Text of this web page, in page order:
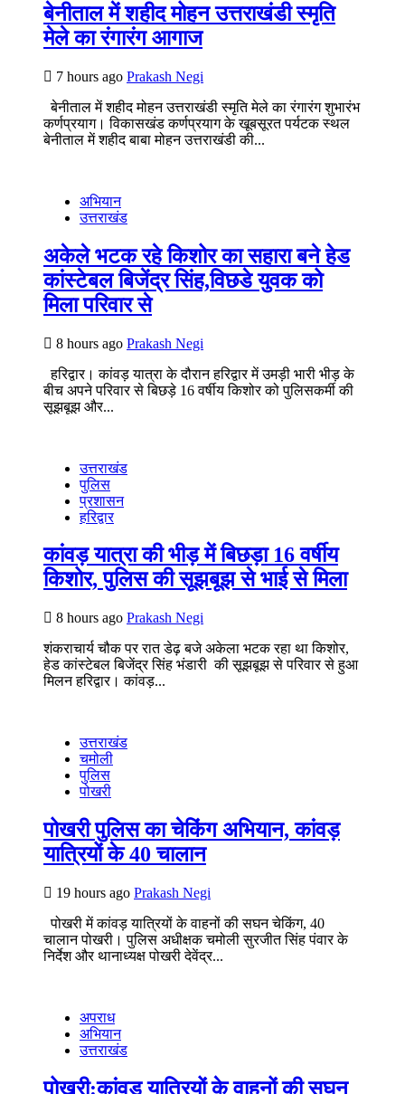
बेनीताल में शहीद मोहन उत्तराखंडी स्मृति
मेले का रंगारंग आगाज
7 hours ago Prakash Negi
बेनीताल में शहीद मोहन उत्तराखंडी स्मृति मेले का रंगारंग शुभारंभ
कर्णप्रयाग। विकासखंड कर्णप्रयाग के खूबसूरत पर्यटक स्थल
बेनीताल में शहीद बाबा मोहन उत्तराखंडी की...
अभियान
उत्तराखंड
अकेले भटक रहे किशोर का सहारा बने हेड
कांस्टेबल बिजेंद्र सिंह,विछडे युवक को
मिला परिवार से
8 hours ago Prakash Negi
हरिद्वार। कांवड़ यात्रा के दौरान हरिद्वार में उमड़ी भारी भीड़ के
बीच अपने परिवार से बिछड़े 16 वर्षीय किशोर को पुलिसकर्मी की
सूझबूझ और...
उत्तराखंड
पुलिस
प्रशासन
हरिद्वार
कांवड़ यात्रा की भीड़ में बिछड़ा 16 वर्षीय
किशोर, पुलिस की सूझबूझ से भाई से मिला
8 hours ago Prakash Negi
शंकराचार्य चौक पर रात डेढ़ बजे अकेला भटक रहा था किशोर,
हेड कांस्टेबल बिजेंद्र सिंह भंडारी की सूझबूझ से परिवार से हुआ
मिलन हरिद्वार। कांवड़...
उत्तराखंड
चमोली
पुलिस
पोखरी
पोखरी पुलिस का चेकिंग अभियान, कांवड़
यात्रियों के 40 चालान
19 hours ago Prakash Negi
पोखरी में कांवड़ यात्रियों के वाहनों की सघन चेकिंग, 40
चालान पोखरी। पुलिस अधीक्षक चमोली सुरजीत सिंह पंवार के
निर्देश और थानाध्यक्ष पोखरी देवेंद्र...
अपराध
अभियान
उत्तराखंड
पोखरी:कांवड़ यात्रियों के वाहनों की सघन